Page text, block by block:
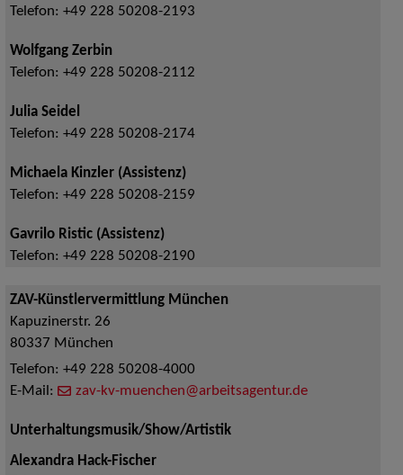
Telefon: +49 228 50208-2193
Wolfgang Zerbin
Telefon: +49 228 50208-2112
Julia Seidel
Telefon: +49 228 50208-2174
Michaela Kinzler (Assistenz)
Telefon: +49 228 50208-2159
Gavrilo Ristic (Assistenz)
Telefon: +49 228 50208-2190
ZAV-Künstlervermittlung München
Kapuzinerstr. 26
80337 München
Telefon: +49 228 50208-4000
E-Mail:
zav-kv-muenchen@arbeitsagentur.de
Unterhaltungsmusik/Show/Artistik
Alexandra Hack-Fischer